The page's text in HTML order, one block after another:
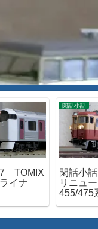
TOMIX
イナ
閑話小話
閑話小
リニュー
455/475